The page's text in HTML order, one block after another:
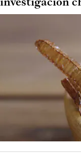
investigación